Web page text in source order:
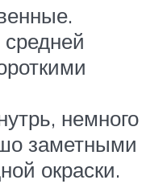
немного
заметными
окраски.